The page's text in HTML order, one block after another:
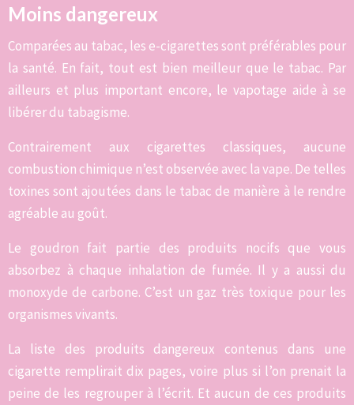
Moins dangereux
Comparées au tabac, les e-cigarettes sont préférables pour
la santé. En fait, tout est bien meilleur que le tabac. Par
ailleurs et plus important encore, le vapotage aide à se
libérer du tabagisme.
Contrairement aux cigarettes classiques, aucune
combustion chimique n’est observée avec la vape. De telles
toxines sont ajoutées dans le tabac de manière à le rendre
agréable au goût.
Le goudron fait partie des produits nocifs que vous
absorbez à chaque inhalation de fumée. Il y a aussi du
monoxyde de carbone. C’est un gaz très toxique pour les
organismes vivants.
La liste des produits dangereux contenus dans une
cigarette remplirait dix pages, voire plus si l’on prenait la
peine de les regrouper à l’écrit. Et aucun de ces produits